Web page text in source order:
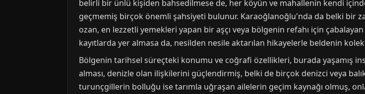
belirli bir ünlü kişiden bahsedilmese de, her köyün ve mahallenin kendi
geçmemiş birçok önemli şahsiyeti bulunur. Karaoğlanoğlu'nda da belki bir
ozan, en lezzetli yemekleri yapan bir aşçı veya bölgenin refahı için
kayıtlarda yer almasa da, nesilden nesile aktarılan hikayelerle beldenin
Bölgenin tarihsel süreçteki konumu ve coğrafi özellikleri, burada yaşamış
alması, denizle olan ilişkilerini güçlendirmiş, belki de birçok denizci veya
turunçgillerin bolluğu ise tarımla uğraşan ailelerin geçim kaynağı olmuş,